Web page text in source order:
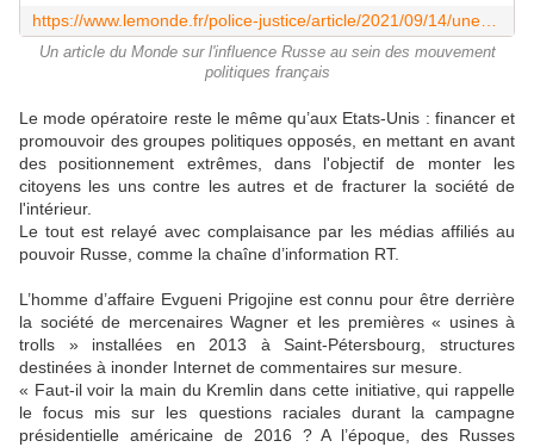
Un article du Monde sur l'influence Russe au sein des mouvement
politiques français
Le mode opératoire reste le même qu’aux Etats-Unis : financer et
promouvoir des groupes politiques opposés, en mettant en avant
des positionnement extrêmes, dans l'objectif de monter les
citoyens les uns contre les autres et de fracturer la société de
l'intérieur.
Le tout est relayé avec complaisance par les médias affiliés au
pouvoir Russe, comme la chaîne d’information RT.
L’homme d’affaire Evgueni Prigojine est connu pour être derrière
la société de mercenaires Wagner et les premières « usines à
trolls » installées en 2013 à Saint-Pétersbourg, structures
destinées à inonder Internet de commentaires sur mesure.
« Faut-il voir la main du Kremlin dans cette initiative, qui rappelle
le focus mis sur les questions raciales durant la campagne
présidentielle américaine de 2016 ? A l’époque, des Russes